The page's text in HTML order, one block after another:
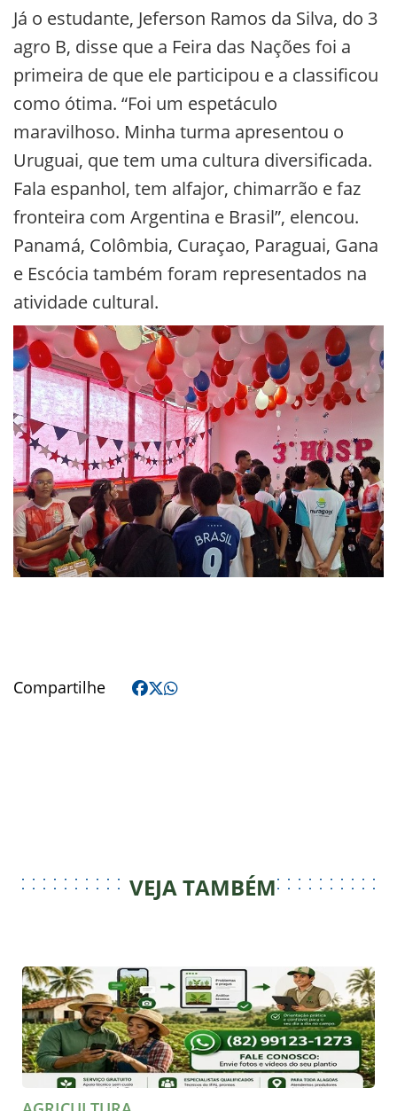
Já o estudante, Jeferson Ramos da Silva, do 3
agro B, disse que a Feira das Nações foi a
primeira de que ele participou e a classificou
como ótima. “Foi um espetáculo
maravilhoso. Minha turma apresentou o
Uruguai, que tem uma cultura diversificada.
Fala espanhol, tem alfajor, chimarrão e faz
fronteira com Argentina e Brasil”, elencou.
Panamá, Colômbia, Curaçao, Paraguai, Gana
e Escócia também foram representados na
atividade cultural.
Compartilhe
VEJA TAMBÉM